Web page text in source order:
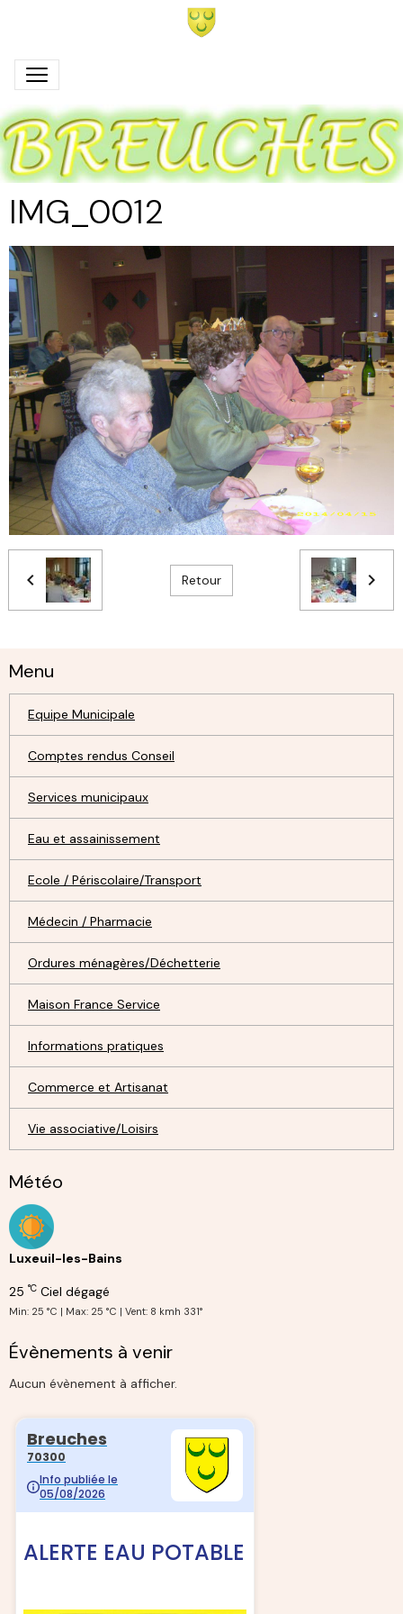
IMG_0012
Retour
Menu
Equipe Municipale
Comptes rendus Conseil
Services municipaux
Eau et assainissement
Ecole / Périscolaire/Transport
Médecin / Pharmacie
Ordures ménagères/Déchetterie
Maison France Service
Informations pratiques
Commerce et Artisanat
Vie associative/Loisirs
Météo
Luxeuil-les-Bains
25 °C Ciel dégagé
Min: 25 °C | Max: 25 °C | Vent: 8 kmh 331°
Évènements à venir
Aucun évènement à afficher.